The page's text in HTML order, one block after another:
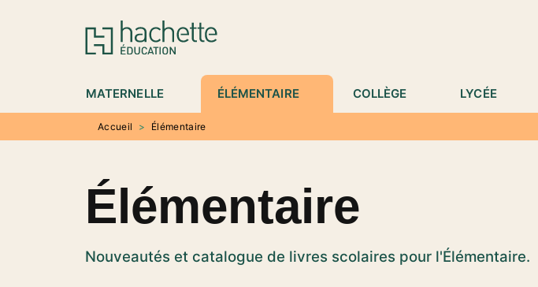
MENU RECHERCHE
MATERNELLE ÉLÉMENTAIRE COLLÈGE LYCÉE
Accueil > Élémentaire
Élémentaire
Nouveautés et catalogue de livres scolaires pour l'Élémentaire.